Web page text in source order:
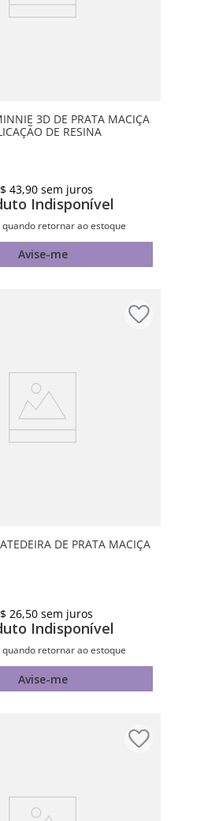
3D DE PRATA MACIÇA
DE RESINA
43,90 sem juros
Indisponível
quando retornar ao estoque
Avise-me
DE PRATA MACIÇA
26,50 sem juros
Indisponível
quando retornar ao estoque
Avise-me